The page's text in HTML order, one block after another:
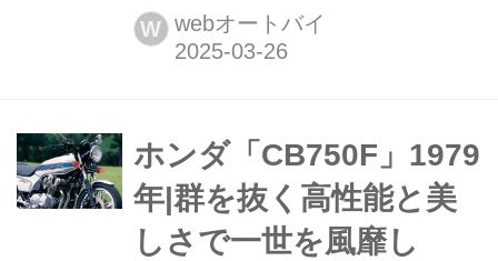
「VFR750R(RC30)」。その特徴と、
前後に登場する代表的な機種や派生モ
W webオートバイ
ホンダ「CB750F」1979
年|群を抜く高性能と美
しさで一世を風靡し